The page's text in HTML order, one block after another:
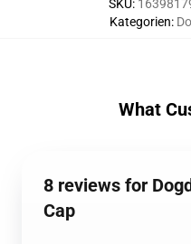
SKU:
Kategorien:
What
8 reviews for
Cap